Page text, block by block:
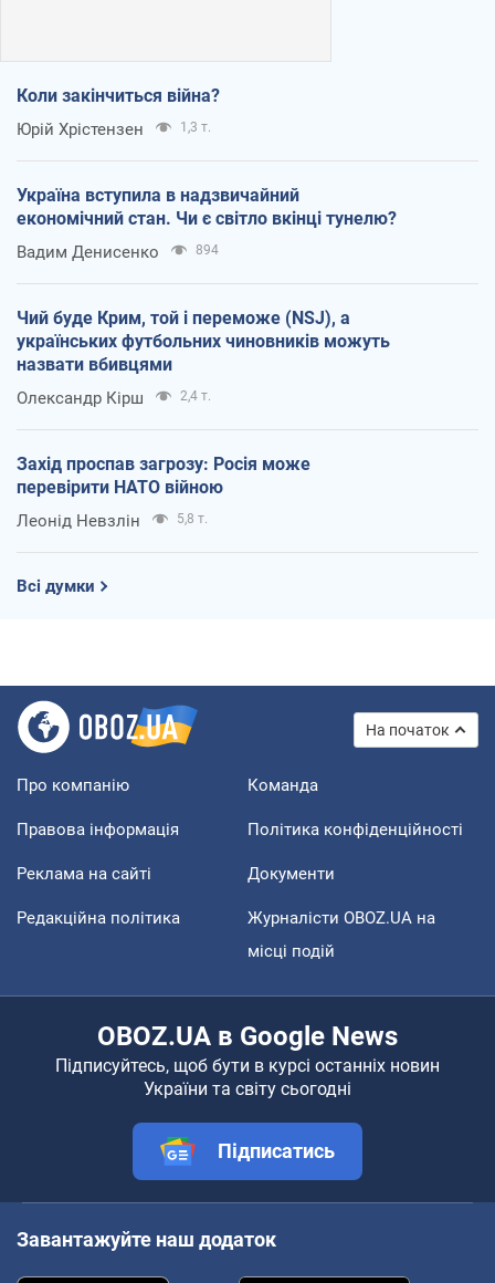
Коли закінчиться війна?
Юрій Хрістензен 1,3 т.
Україна вступила в надзвичайний
економічний стан. Чи є світло вкінці тунелю?
Вадим Денисенко 894
Чий буде Крим, той і переможе (NSJ), а
українських футбольних чиновників можуть
назвати вбивцями
Олександр Кірш 2,4 т.
Захід проспав загрозу: Росія може
перевірити НАТО війною
Леонід Невзлін 5,8 т.
Всі думки
На початок
Про компанію Команда
Правова інформація Політика конфіденційності
Реклама на сайті Документи
Редакційна політика
Журналісти OBOZ.UA на
місці подій
OBOZ.UA в Google News
Підписуйтесь, щоб бути в курсі останніх новин
України та світу сьогодні
Підписатись
Завантажуйте наш додаток